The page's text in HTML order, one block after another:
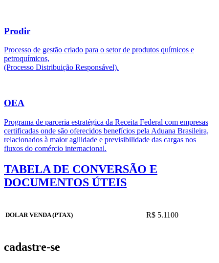
Prodir
Processo de gestão criado para o setor de produtos químicos e
petroquímicos,
(Processo Distribuição Responsável).
OEA
Programa de parceria estratégica da Receita Federal com empresas
certificadas onde são oferecidos benefícios pela Aduana Brasileira,
relacionados à maior agilidade e previsibilidade das cargas nos
fluxos do comércio internacional.
TABELA DE CONVERSÃO E
DOCUMENTOS ÚTEIS
DOLAR VENDA (PTAX) R$ 5.1100
cadastre-se